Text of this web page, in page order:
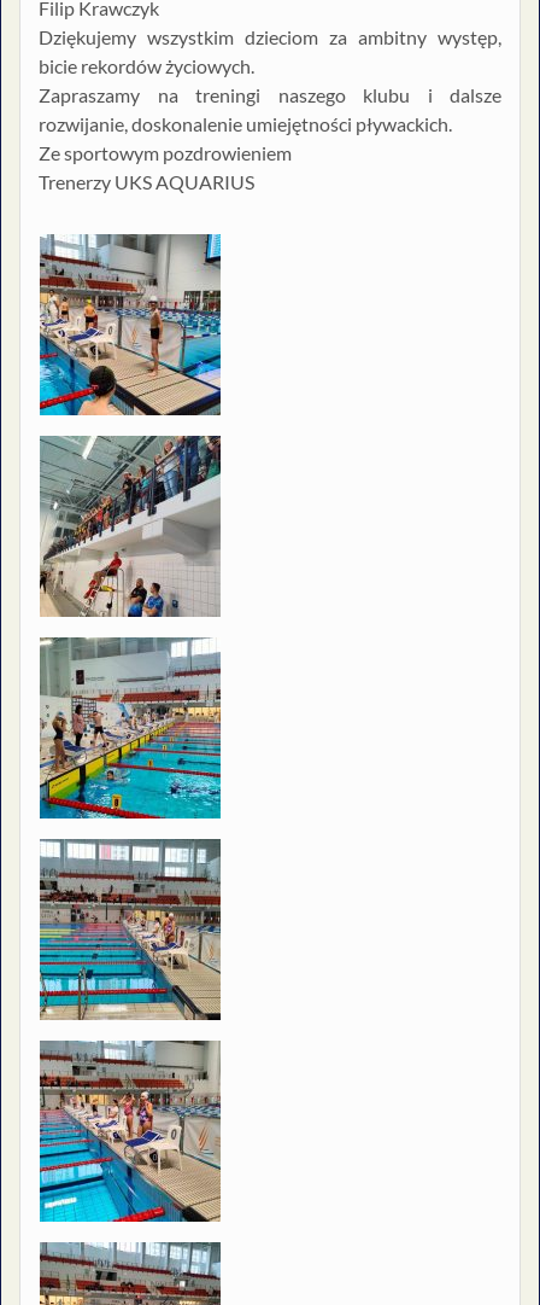
Filip Krawczyk
Dziękujemy wszystkim dzieciom za ambitny występ,
bicie rekordów życiowych.
Zapraszamy na treningi naszego klubu i dalsze
rozwijanie, doskonalenie umiejętności pływackich.
Ze sportowym pozdrowieniem
Trenerzy UKS AQUARIUS